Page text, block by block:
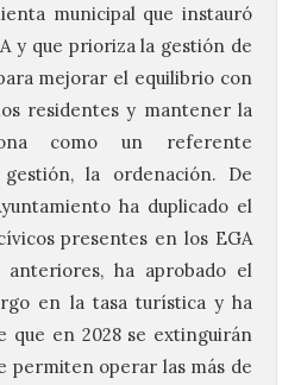
municipal que instauró
y que prioriza la gestión de
mejorar el equilibrio con
residentes y mantener la
como un referente
la ordenación. De
ha duplicado el
presentes en los EGA
ha aprobado el
en la tasa turística y ha
que en 2028 se extinguirán
permiten operar las más de